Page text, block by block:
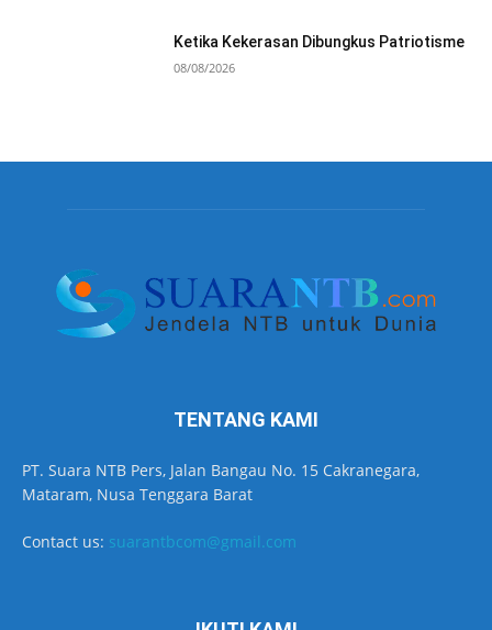
Ketika Kekerasan Dibungkus Patriotisme
08/08/2026
TENTANG KAMI
PT. Suara NTB Pers, Jalan Bangau No. 15 Cakranegara,
Mataram, Nusa Tenggara Barat
Contact us: suarantbcom@gmail.com